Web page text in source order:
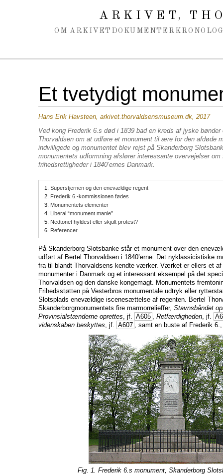
ARKIVET,
OM ARKIVET DOKUMENTER
Et tvetydigt
Hans Erik Havsteen, arkivet.thorvaldsensmuseum.dk, 2017
Ved kong Frederik 6.s død i 1839 bad en kreds af jyske
Thorvaldsen om at udføre et monument til ære for den afdøde
indvilligede og monumentet blev rejst på Skanderborg
monumentets udformning afslører interessante overvejelser om
frihedsrettigheder i 1840’ernes Danmark.
1. Superstjernen og den enevældige regent
2. Frederik 6.-kommissionen fødes
3. Monumentets elementer
4. Liberal “monument manie”
5. Nedtonet hyldest eller skjult protest?
6. Referencer
På Skanderborg Slotsbanke står et monument over den
udført af Bertel Thorvaldsen i 1840’erne. Det nyklassicistiske
fra til blandt Thorvaldsens kendte værker. Værket er ellers et af
monumenter i Danmark og et interessant eksempel på det
Thorvaldsen og den danske kongemagt. Monumentets
Frihedsstøtten på Vesterbros monumentale udtryk eller
Slotsplads enevældige iscenesættelse af regenten. Bertel
Skanderborgmonumentets fire marmorrelieffer, Stavnsbåndet
Provinsialstænderne oprettes, jf. A605 , Retfærdigheden, jf.
videnskaben beskyttes, jf. A607 , samt en buste af Frederik
Fig. 1. Frederik 6.s monument, Skanderborg